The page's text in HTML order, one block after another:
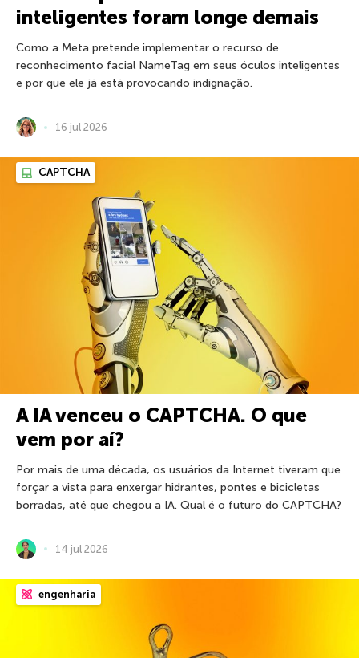
inteligentes foram longe demais
Como a Meta pretende implementar o recurso de
reconhecimento facial NameTag em seus óculos inteligentes
e por que ele já está provocando indignação.
16 jul 2026
CAPTCHA
A IA venceu o CAPTCHA. O que
vem por aí?
Por mais de uma década, os usuários da Internet tiveram que
forçar a vista para enxergar hidrantes, pontes e bicicletas
borradas, até que chegou a IA. Qual é o futuro do CAPTCHA?
14 jul 2026
engenharia